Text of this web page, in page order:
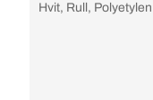
Hvit, Rull,